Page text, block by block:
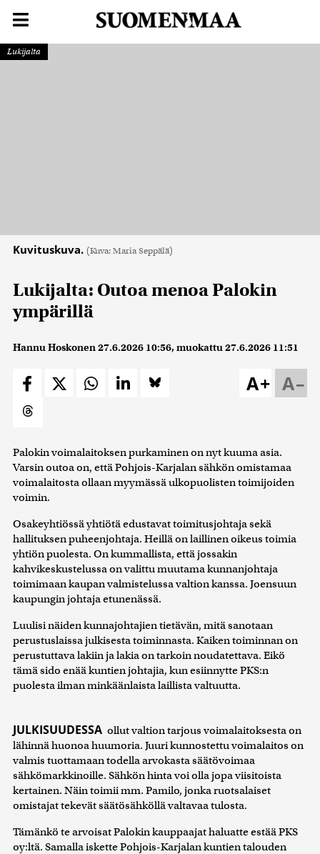
Lukijalta
Kuvituskuva. (Kuva: Maria Seppälä)
Lukijalta: Outoa menoa Palokin
ympärillä
Hannu Hoskonen27.6.2026 10:56, muokattu27.6.2026 11:51
A–
A+
Palokin voimalaitoksen purkaminen on nyt kuuma asia.
Varsin outoa on, että Pohjois-Karjalan sähkön omistamaa
voimalaitosta ollaan myymässä ulkopuolisten toimijoiden
voimin.
Osakeyhtiössä yhtiötä edustavat toimitusjohtaja sekä
hallituksen puheenjohtaja. Heillä on laillinen oikeus toimia
yhtiön puolesta. On kummallista, että jossakin
kahvikeskustelussa on valittu muutama kunnanjohtaja
toimimaan kaupan valmistelussa valtion kanssa. Joensuun
kaupungin johtaja etunenässä.
Luulisi näiden kunnajohtajien tietävän, mitä sanotaan
perustuslaissa julkisesta toiminnasta. Kaiken toiminnan on
perustuttava lakiin ja lakia on tarkoin noudatettava. Eikö
tämä sido enää kuntien johtajia, kun esiinnytte PKS:n
puolesta ilman minkäänlaista laillista valtuutta.
JULKISUUDESSA ollut valtion tarjous voimalaitoksesta on
lähinnä huonoa huumoria. Juuri kunnostettu voimalaitos on
valmis tuottamaan todella arvokasta säätövoimaa
sähkömarkkinoille. Sähkön hinta voi olla jopa viisitoista
kertainen. Näin toimii mm. Pamilo, jonka ruotsalaiset
omistajat tekevät säätösähköllä valtavaa tulosta.
Tämänkö te arvoisat Palokin kauppaajat haluatte estää PKS
oy:ltä. Samalla iskette Pohjois-Karjalan kuntien talouden